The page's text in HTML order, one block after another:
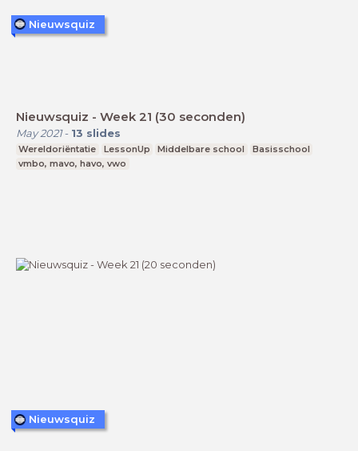
Nieuwsquiz - Week 21 (30 seconden)
May 2021- 13 slides
Wereldoriëntatie LessonUp Middelbare school
Basisschool
vmbo, mavo, havo, vwo
Nieuwsquiz
Nieuwsquiz